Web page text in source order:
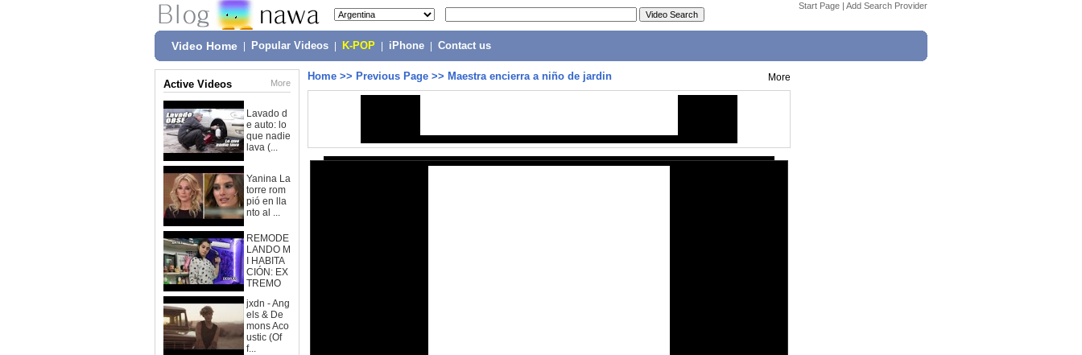
Start Page | Add Search Provider
Video Home Popular Videos K-POP iPhone Contact us
Active Videos More
Lavado d
e auto: lo
que nadie
lava (...
Yanina La
torre rom
pió en lla
nto al ...
REMODE
LANDO M
I HABITA
CIÓN: EX
TREMO
jxdn - Ang
els & De
mons Aco
ustic (Of
f...
Home >> Previous Page >> Maestra encierra a niño de jardin More